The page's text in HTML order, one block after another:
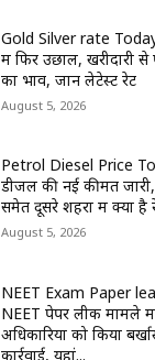
Gold Silver rate
में फिर उछाल,
का भाव, जानें लेटेस्ट रेट
August 5, 2026
Petrol Diesel Price
डीजल की नई कीमतें
समेत दूसरे शहरों में क्या है
August 5, 2026
NEET Exam Paper
NEET पेपर लीक मामले
अधिकारियों को किया
कार्रवाई, यहां...